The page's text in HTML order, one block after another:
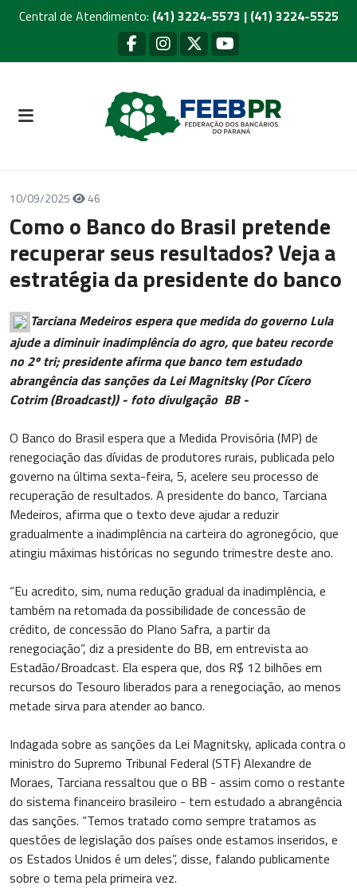
Central de Atendimento: (41) 3224-5573 | (41) 3224-5525
10/09/2025 46
Como o Banco do Brasil pretende
recuperar seus resultados? Veja a
estratégia da presidente do banco
Tarciana Medeiros espera que medida do governo Lula
ajude a diminuir inadimplência do agro, que bateu recorde
no 2º tri; presidente afirma que banco tem estudado
abrangência das sanções da Lei Magnitsky (Por Cícero
Cotrim (Broadcast)) - foto divulgação BB -
O Banco do Brasil espera que a Medida Provisória (MP) de
renegociação das dívidas de produtores rurais, publicada pelo
governo na última sexta-feira, 5, acelere seu processo de
recuperação de resultados. A presidente do banco, Tarciana
Medeiros, afirma que o texto deve ajudar a reduzir
gradualmente a inadimplência na carteira do agronegócio, que
atingiu máximas históricas no segundo trimestre deste ano.
“Eu acredito, sim, numa redução gradual da inadimplência, e
também na retomada da possibilidade de concessão de
crédito, de concessão do Plano Safra, a partir da
renegociação”, diz a presidente do BB, em entrevista ao
Estadão/Broadcast. Ela espera que, dos R$ 12 bilhões em
recursos do Tesouro liberados para a renegociação, ao menos
metade sirva para atender ao banco.
Indagada sobre as sanções da Lei Magnitsky, aplicada contra o
ministro do Supremo Tribunal Federal (STF) Alexandre de
Moraes, Tarciana ressaltou que o BB - assim como o restante
do sistema financeiro brasileiro - tem estudado a abrangência
das sanções. “Temos tratado como sempre tratamos as
questões de legislação dos países onde estamos inseridos, e
os Estados Unidos é um deles”, disse, falando publicamente
sobre o tema pela primeira vez.